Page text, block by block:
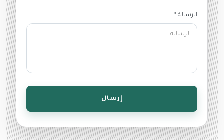
الرسالة *
إرسال